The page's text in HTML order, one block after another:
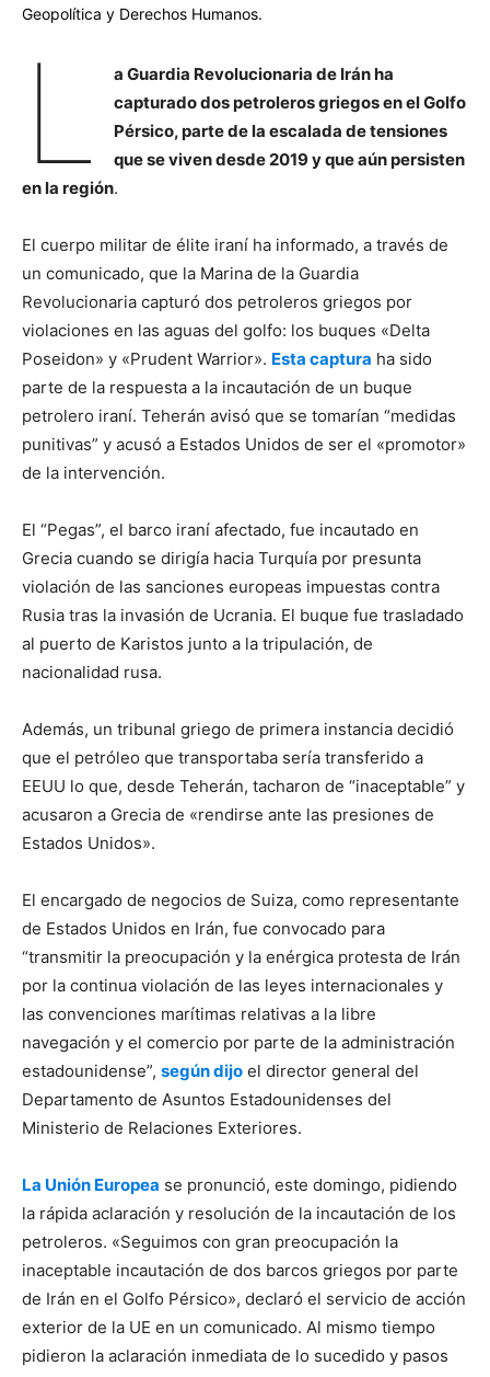
Geopolítica y Derechos Humanos.
L
a Guardia Revolucionaria de Irán ha
capturado dos petroleros griegos en el Golfo
Pérsico, parte de la escalada de tensiones
que se viven desde 2019 y que aún persisten
en la región.
El cuerpo militar de élite iraní ha informado, a través de
un comunicado, que la Marina de la Guardia
Revolucionaria capturó dos petroleros griegos por
violaciones en las aguas del golfo: los buques «Delta
Poseidon» y «Prudent Warrior». Esta captura ha sido
parte de la respuesta a la incautación de un buque
petrolero iraní. Teherán avisó que se tomarían “medidas
punitivas” y acusó a Estados Unidos de ser el «promotor»
de la intervención.
El “Pegas”, el barco iraní afectado, fue incautado en
Grecia cuando se dirigía hacia Turquía por presunta
violación de las sanciones europeas impuestas contra
Rusia tras la invasión de Ucrania. El buque fue trasladado
al puerto de Karistos junto a la tripulación, de
nacionalidad rusa.
Además, un tribunal griego de primera instancia decidió
que el petróleo que transportaba sería transferido a
EEUU lo que, desde Teherán, tacharon de “inaceptable” y
acusaron a Grecia de «rendirse ante las presiones de
Estados Unidos».
El encargado de negocios de Suiza, como representante
de Estados Unidos en Irán, fue convocado para
“transmitir la preocupación y la enérgica protesta de Irán
por la continua violación de las leyes internacionales y
las convenciones marítimas relativas a la libre
navegación y el comercio por parte de la administración
estadounidense”, según dijo el director general del
Departamento de Asuntos Estadounidenses del
Ministerio de Relaciones Exteriores.
La Unión Europea se pronunció, este domingo, pidiendo
la rápida aclaración y resolución de la incautación de los
petroleros. «Seguimos con gran preocupación la
inaceptable incautación de dos barcos griegos por parte
de Irán en el Golfo Pérsico», declaró el servicio de acción
exterior de la UE en un comunicado. Al mismo tiempo
pidieron la aclaración inmediata de lo sucedido y pasos